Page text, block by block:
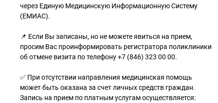
через Единую Медицинскую Информационную Систему
(ЕМИАС).
📌 Если Вы записаны, но не можете явиться на прием,
просим Вас проинформировать регистратора поликлиники
об отмене визита по телефону +7 (846) 323 00 00.
✅ При отсутствии направления медицинская помощь
может быть оказана за счет личных средств граждан.
Запись на прием по платным услугам осуществляется: